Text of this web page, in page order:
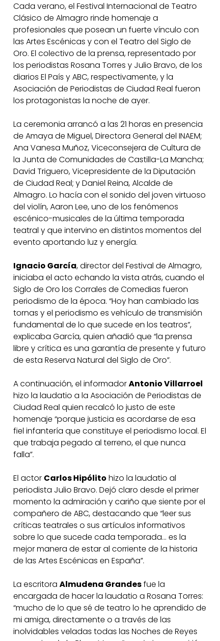
Cada verano, el Festival Internacional de Teatro
Clásico de Almagro rinde homenaje a
profesionales que posean un fuerte vínculo con
las Artes Escénicas y con el Teatro del Siglo de
Oro. El colectivo de la prensa, representado por
los periodistas Rosana Torres y Julio Bravo, de los
diarios El País y ABC, respectivamente, y la
Asociación de Periodistas de Ciudad Real fueron
los protagonistas la noche de ayer.
La ceremonia arrancó a las 21 horas en presencia
de Amaya de Miguel, Directora General del INAEM;
Ana Vanesa Muñoz, Viceconsejera de Cultura de
la Junta de Comunidades de Castilla-La Mancha;
David Triguero, Vicepresidente de la Diputación
de Ciudad Real; y Daniel Reina, Alcalde de
Almagro. Lo hacía con el sonido del joven virtuoso
del violín, Aaron Lee, uno de los fenómenos
escénico-musicales de la última temporada
teatral y que intervino en distintos momentos del
evento aportando luz y energía.
Ignacio García, director del Festival de Almagro,
iniciaba el acto echando la vista atrás, cuando el
Siglo de Oro los Corrales de Comedias fueron
periodismo de la época. “Hoy han cambiado las
tornas y el periodismo es vehículo de transmisión
fundamental de lo que sucede en los teatros”,
explicaba García, quien añadió que “la prensa
libre y crítica es una garantía de presente y futuro
de esta Reserva Natural del Siglo de Oro”.
A continuación, el informadorAntonio Villarroel
hizo la laudatio a la Asociación de Periodistas de
Ciudad Real quien recalcó lo justo de este
homenaje “porque justicia es acordarse de esa
fiel infantería que constituye el periodismo local. El
que trabaja pegado al terreno, el que nunca
falla”.
El actor Carlos Hipólito hizo la laudatio al
periodista Julio Bravo. Dejó claro desde el primer
momento la admiración y cariño que siente por el
compañero de ABC, destacando que “leer sus
críticas teatrales o sus artículos informativos
sobre lo que sucede cada temporada… es la
mejor manera de estar al corriente de la historia
de las Artes Escénicas en España”.
La escritora Almudena Grandesfue la
encargada de hacer la laudatio a Rosana Torres:
“mucho de lo que sé de teatro lo he aprendido de
mi amiga, directamente o a través de las
inolvidables veladas todas las Noches de Reyes